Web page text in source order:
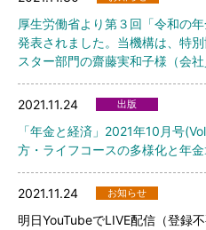
厚生労働省より第３回「令和の
発表されました。当機構は、特
スター部門の齋藤実和子様（会社
2021.11.24 出版
「年金と経済」2021年10月号
方・ライフコースの多様化と年
2021.11.24 お知らせ
明日YouTubeでLIVE配信（登録